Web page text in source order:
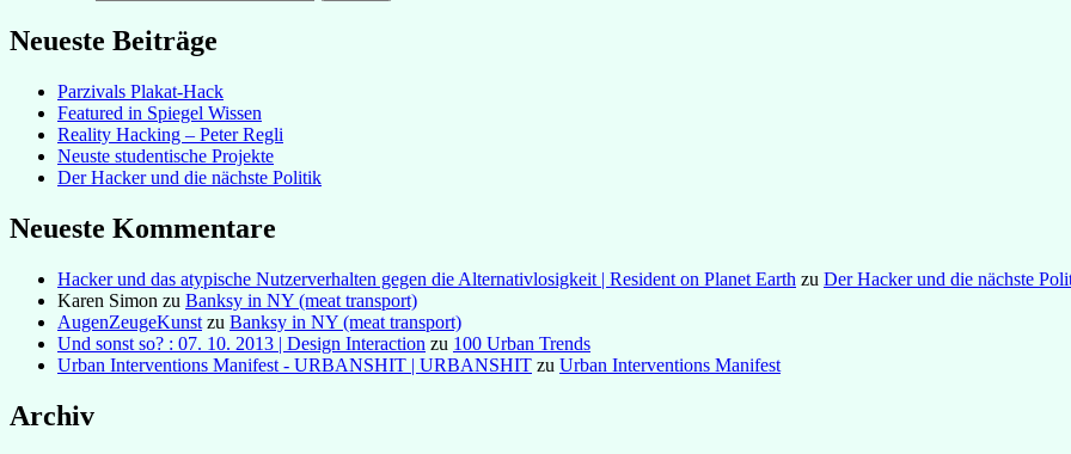
Neueste Beiträge
Parzivals Plakat-Hack
Featured in Spiegel Wissen
Reality Hacking – Peter Regli
Neuste studentische Projekte
Der Hacker und die nächste Politik
Neueste Kommentare
Hacker und das atypische Nutzerverhalten gegen die Alternativlosigkeit | Resident on Planet Earth zu Der Hacker und die nächste
Karen Simon zu Banksy in NY (meat transport)
AugenZeugeKunst zu Banksy in NY (meat transport)
Und sonst so? : 07. 10. 2013 | Design Interaction zu 100 Urban Trends
Urban Interventions Manifest - URBANSHIT | URBANSHIT zu Urban Interventions Manifest
Archiv